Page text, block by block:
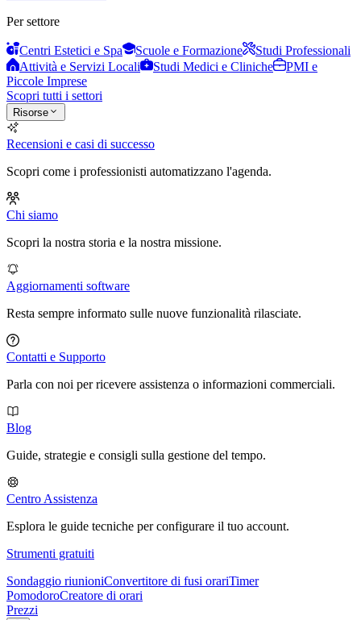
Per settore
Centri Estetici e Spa Scuole e Formazione
Studi Professionali
Attività e Servizi Locali
Studi Medici e Cliniche
PMI e
Piccole Imprese
Scopri tutti i settori
Risorse
Recensioni e casi di successo
Scopri come i professionisti automatizzano l'agenda.
Chi siamo
Scopri la nostra storia e la nostra missione.
Aggiornamenti software
Resta sempre informato sulle nuove funzionalità rilasciate.
Contatti e Supporto
Parla con noi per ricevere assistenza o informazioni commerciali.
Blog
Guide, strategie e consigli sulla gestione del tempo.
Centro Assistenza
Esplora le guide tecniche per configurare il tuo account.
Strumenti gratuiti
Sondaggio riunioniConvertitore di fusi orariTimer
PomodoroCreatore di orari
Prezzi